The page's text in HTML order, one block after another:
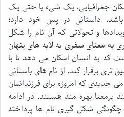
جغرافیایی، یک شیء یا حتی یک
داستانی در پس خود دارد؛
و تحولاتی که آن نام را شکل
به معنای سفری به لایه های پنهان
که به انسان امکان می دهد تا با
تری برقرار کند. از نام های باستانی
جدیدی که امروزه برای فرزندانمان
پرمعنا بهره مند هستند. در ادامه
چگونگی شکل گیری نام ها پرداخته